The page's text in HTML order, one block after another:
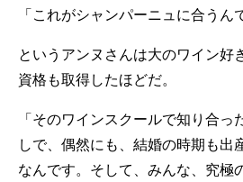
「これがシャンパーニュに合うん
というアンヌさんは大のワイン好
資格も取得したほどだ。
「そのワインスクールで知り合っ
しで、偶然にも、結婚の時期も出
なんです。そして、みんな、究極